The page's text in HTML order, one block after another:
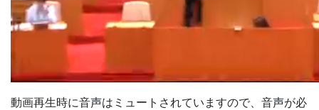
UnmuteLoaded:
2.23%
動画再生時に音声はミュートされていますので、音声が必